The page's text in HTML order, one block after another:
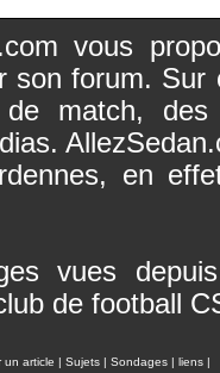
vous
son forum.
match, des
en
vues
de football
un article | Sujets | Sondages | liens |